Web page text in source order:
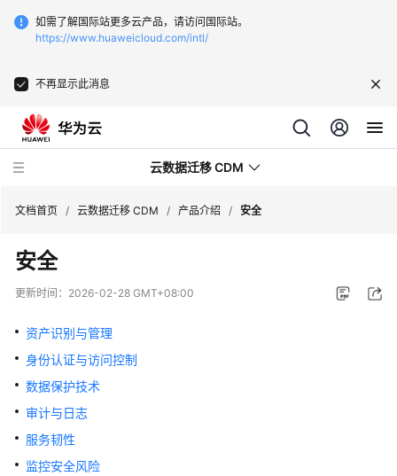
如需了解国际站更多云产品，请访问国际站。
https://www.huaweicloud.com/intl/
不再显示此消息
云数据迁移 CDM
最
新
态
服
务
公
告
产
文档首页 / 云数据迁移 CDM / 产品介绍 / 安全
安全
更新时间： 2026-02-28 GMT+08:00
资产识别与管理
身份认证与访问控制
数据保护技术
审计与日志
服务韧性
监控安全风险